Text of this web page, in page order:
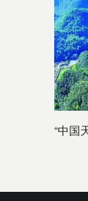
“中国